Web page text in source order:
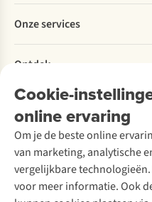
Cookie-
online ervaring
Om je de beste online
van marketing, analytische
vergelijkbare
voor meer informatie. Ook
Betalen
Levering
Retourneren
Bestelling herroepen
Garantie
Contact
Explore More
Verantwoord ondernemen
Over Ayacucho
Onze winkels
Over A.S.Adventure
Toegankelijkheidsverklaring
Onze services
Ski-onderhoud
Wasservice
Schoenonderhoud
Schoenherstelling
Kledingherstelling
Retouches
Voor bedrijven
Ontdek
A.S.Magazine
Podcast
Explore Academy
Explore Camp
Gear Check
Inspiratie & advies
Meld je aan voor de